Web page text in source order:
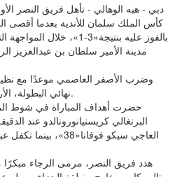
دبي - هبه الوهالي - تأهل فريق النصر
كأس الملك سلمان للأندية بعدما أقصى
بالفوز عليه بنتيجة«3-1»،
مدينة الأمير سلطان بن عبدالعزيز
وضرب الأصفر العاصمي موعدًا مع
نهائي البطولة، الأربعاء المقبل، على الملعب ذاته.
حضرت أهداف المباراة في شوط
العاجي سيكو
هدد فريق النصر، مرمى الرجاء